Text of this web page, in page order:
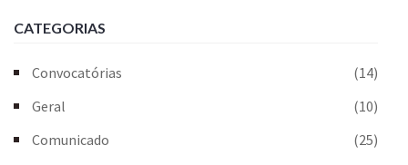
CATEGORIAS
Convocatórias
(14)
Geral
(10)
Comunicado
(25)